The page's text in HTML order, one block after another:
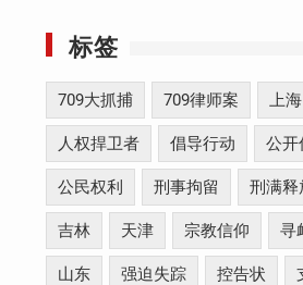
标签
709大抓捕 709律师案 上海
人权捍卫者 倡导行动 公开
公民权利 刑事拘留 刑满释
吉林 天津 宗教信仰 寻
山东 强迫失踪 控告状